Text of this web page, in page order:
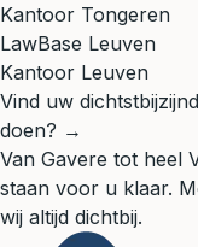
Kantoor Tongeren
LawBase Leuven
Kantoor Leuven
Vind uw
doen? →
Van Gavere tot heel
staan voor u klaar.
wij altijd dichtbij.